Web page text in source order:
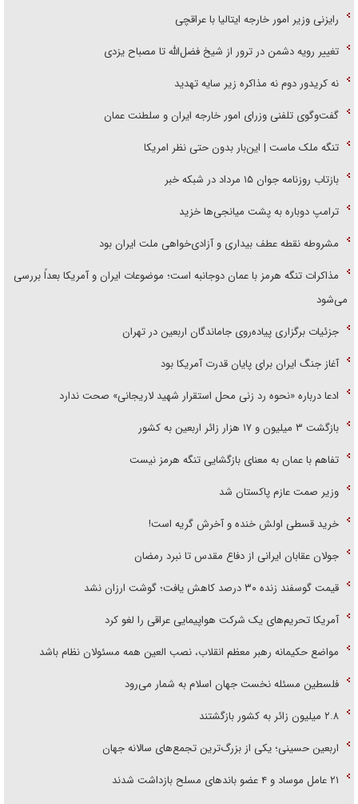
رایزنی وزیر امور خارجه ایتالیا با عراقچی
تغییر رویه دشمن در ترور از شیخ فضل‌الله تا مصباح یزدی
نه کریدور دوم نه مذاکره زیر سایه تهدید
گفت‌وگوی تلفنی وزرای امور خارجه ایران و سلطنت عمان
تنگه ملک ماست | این‌بار بدون حتی نظر امریکا
بازتاب روزنامه جوان ۱۵ مرداد در شبکه خبر
ترامپ دوباره به پشت میانجی‌ها خزید
مشروطه نقطه عطف بیداری و آزادی‌خواهی ملت ایران بود
مذاکرات تنگه هرمز با عمان دوجانبه است؛ موضوعات ایران و آمریکا بعداً بررسی
می‌شود
جزئیات برگزاری پیاده‌روی جاماندگان اربعین در تهران
آغاز جنگ ایران برای پایان قدرت آمریکا بود
ادعا درباره «نحوه رد زنی محل استقرار شهید لاریجانی» صحت ندارد
بازگشت ۳ میلیون و ۱۷ هزار زائر اربعین به کشور
تفاهم با عمان به معنای بازگشایی تنگه هرمز نیست
وزیر صمت عازم پاکستان شد
خرید قسطی اولش خنده و آخرش گریه است!
جولان عقابان ایرانی از دفاع مقدس تا نبرد رمضان
قیمت گوسفند زنده ۳۰ درصد کاهش یافت؛ گوشت ارزان نشد
آمریکا تحریم‌های یک شرکت هواپیمایی عراقی را لغو کرد
مواضع حکیمانه رهبر معظم انقلاب، نصب العین همه مسئولان نظام باشد
فلسطین مسئله نخست جهان اسلام به شمار می‌رود
۲.۸ میلیون زائر به کشور بازگشتند
اربعین حسینی؛ یکی از بزرگ‌ترین تجمع‌های سالانه جهان
۲۱ عامل موساد و ۴ عضو باند‌های مسلح بازداشت شدند